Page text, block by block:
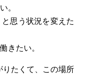
。
思う状況を変えた
きたい。
りたくて、この場所